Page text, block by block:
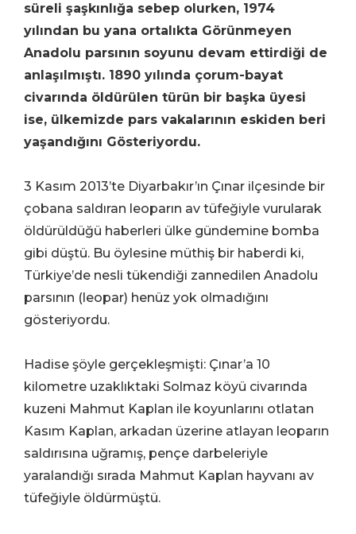
süreli şaşkınlığa sebep olurken, 1974
yılından bu yana ortalıkta Görünmeyen
Anadolu parsının soyunu devam ettirdiği de
anlaşılmıştı. 1890 yılında çorum-bayat
civarında öldürülen türün bir başka üyesi
ise, ülkemizde pars vakalarının eskiden beri
yaşandığını Gösteriyordu.
3 Kasım 2013’te Diyarbakır’ın Çınar ilçesinde bir
çobana saldıran leoparın av tüfeğiyle vurularak
öldürüldüğü haberleri ülke gündemine bomba
gibi düştü. Bu öylesine müthiş bir haberdi ki,
Türkiye’de nesli tükendiği zannedilen Anadolu
parsının (leopar) henüz yok olmadığını
gösteriyordu.
Hadise şöyle gerçekleşmişti: Çınar’a 10
kilometre uzaklıktaki Solmaz köyü civarında
kuzeni Mahmut Kaplan ile koyunlarını otlatan
Kasım Kaplan, arkadan üzerine atlayan leoparın
saldırısına uğramış, pençe darbeleriyle
yaralandığı sırada Mahmut Kaplan hayvanı av
tüfeğiyle öldürmüştü.